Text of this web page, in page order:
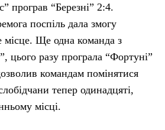
програв “Березні” 2:4.
поспіль дала змогу
місце. Ще одна команда з
цього разу програла “Фортуні”
командам помінятися
тепер одинадцяті,
місці.